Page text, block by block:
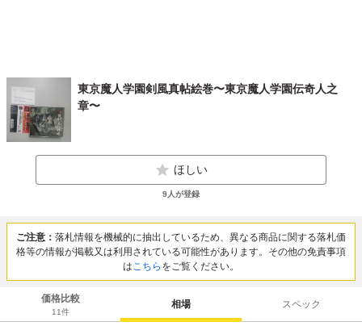
東京魔人学園剣風真帖絵巻〜東京魔人学園伝奇人之
章〜
ほしい
9人が登録
ご注意： 落札情報を機械的に抽出しているため、異なる商品に関する落札価
格等の情報が掲載又は利用されている可能性があります。その他の免責事項
はこちら をご覧ください。
価格比較
11件
相場 スペック